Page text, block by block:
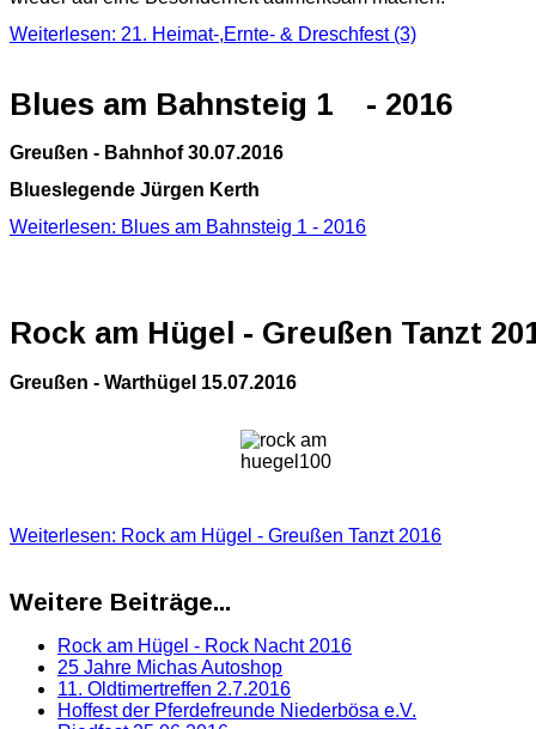
Weiterlesen: 21. Heimat-,Ernte- & Dreschfest (3)
Blues am Bahnsteig 1 - 2016
Greußen - Bahnhof 30.07.2016
Blueslegende Jürgen Kerth
Weiterlesen: Blues am Bahnsteig 1 - 2016
Rock am Hügel - Greußen Tanzt
Greußen - Warthügel 15.07.2016
Weiterlesen: Rock am Hügel - Greußen Tanzt 2016
Weitere Beiträge...
Rock am Hügel - Rock Nacht 2016
25 Jahre Michas Autoshop
11. Oldtimertreffen 2.7.2016
Hoffest der Pferdefreunde Niederbösa e.V.